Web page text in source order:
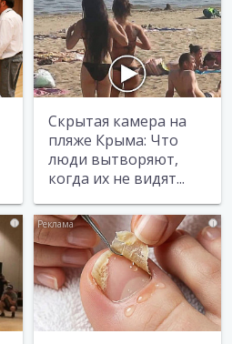
Скрытая камера на
пляже Крыма: Что
люди вытворяют,
когда их не видят...
i i